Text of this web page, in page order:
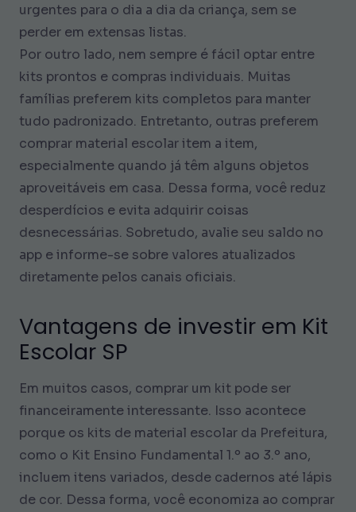
urgentes para o dia a dia da criança, sem se
perder em extensas listas.
Por outro lado, nem sempre é fácil optar entre
kits prontos e compras individuais. Muitas
famílias preferem kits completos para manter
tudo padronizado. Entretanto, outras preferem
comprar material escolar item a item,
especialmente quando já têm alguns objetos
aproveitáveis em casa. Dessa forma, você reduz
desperdícios e evita adquirir coisas
desnecessárias. Sobretudo, avalie seu saldo no
app e informe-se sobre valores atualizados
diretamente pelos canais oficiais.
Vantagens de investir em Kit
Escolar SP
Em muitos casos, comprar um kit pode ser
financeiramente interessante. Isso acontece
porque os kits de material escolar da Prefeitura,
como o Kit Ensino Fundamental 1.º ao 3.º ano,
incluem itens variados, desde cadernos até lápis
de cor. Dessa forma, você economiza ao comprar